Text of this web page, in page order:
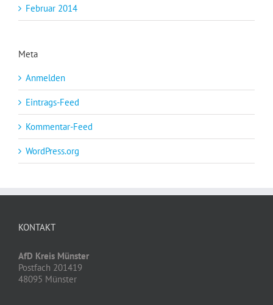
Februar 2014
Meta
Anmelden
Eintrags-Feed
Kommentar-Feed
WordPress.org
KONTAKT
AfD Kreis Münster
Postfach 201419
48095 Münster